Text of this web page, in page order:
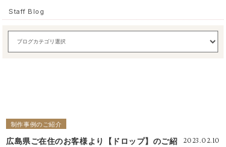
Staff Blog
制作事例のご紹介
2023.02.10
広島県ご在住のお客様より【ドロップ】のご紹